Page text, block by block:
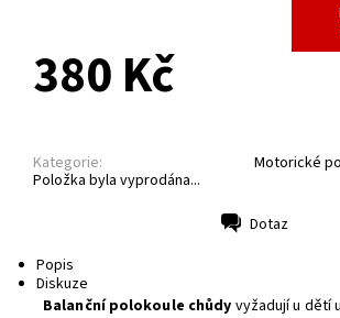
380 Kč
Kategorie:
Položka byla vyprodána...
Dotaz
Popis
Diskuze
Balanční polokoule chůdy vyžadují u dětí